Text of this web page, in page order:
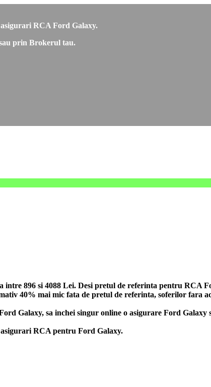
RCA Ford Galaxy.
prin Brokerul tau.
896 si 4088 Lei. Desi pretul de referinta pentru RCA
40% mai mic fata de pretul de referinta, soferilor fara
Galaxy, sa inchei singur online o asigurare Ford Galaxy
RCA pentru Ford Galaxy.